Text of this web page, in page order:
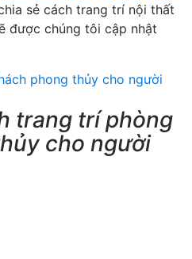
sẻ cách trang trí nội thất
được chúng tôi cập nhật
trang trí phòng
cho người